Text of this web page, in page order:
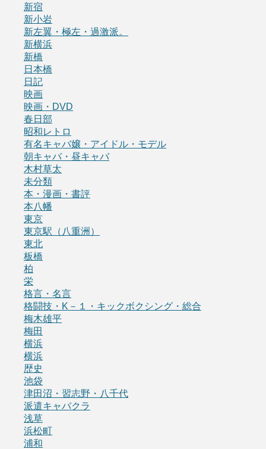
新宿
新小岩
新左翼・極左・過激派。
新横浜
新橋
日本橋
日記
映画
映画・DVD
春日部
昭和レトロ
有名キャバ嬢・アイドル・モデル
朝キャバ・昼キャバ
木村草太
未分類
本・漫画・書評
本八幡
東京
東京駅（八重洲）
東北
板橋
柏
栄
格言・名言
格闘技・K－１・キックボクシング・総合
梅木雄平
梅田
横浜
横浜
歴史
池袋
津田沼・習志野・八千代
派遣キャバクラ
浅草
浜松町
浦和